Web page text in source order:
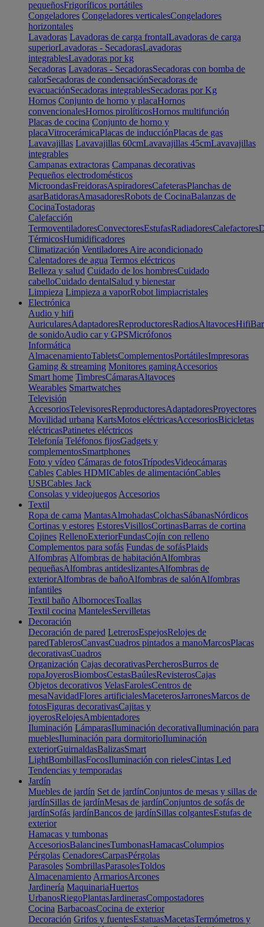
pequeñosFrigoríficos portátiles
Congeladores Congeladores verticalesCongeladores
horizontales
Lavadoras Lavadoras de carga frontalLavadoras de carga
superiorLavadoras - SecadorasLavadoras
integrablesLavadoras por kg
Secadoras Lavadoras - SecadorasSecadoras con bomba de
calorSecadoras de condensaciónSecadoras de
evacuaciónSecadoras integrablesSecadoras por Kg
Hornos Conjunto de horno y placaHornos
convencionalesHornos pirolíticosHornos multifunción
Placas de cocina Conjunto de horno y
placaVitrocerámicaPlacas de inducciónPlacas de gas
Lavavajillas Lavavajillas 60cmLavavajillas 45cmLavavajillas
integrables
Campanas extractoras Campanas decorativas
Pequeños electrodomésticos
MicroondasFreidorasAspiradoresCafeterasPlanchas de
asarBatidorasAmasadoresRobots de CocinaBalanzas de
CocinaTostadoras
Calefacción
TermoventiladoresConvectoresEstufasRadiadoresCalefactores
TérmicosHumidificadores
Climatización Ventiladores Aire acondicionado
Calentadores de agua Termos eléctricos
Belleza y salud Cuidado de los hombresCuidado
cabelloCuidado dentalSalud y bienestar
Limpieza Limpieza a vaporRobot limpiacristales
Electrónica
Audio y hifi
AuricularesAdaptadoresReproductoresRadiosAltavocesHifi
de sonidoAudio car y GPSMicrófonos
Informática
AlmacenamientoTabletsComplementosPortátilesImpresoras
Gaming & streaming Monitores gamingAccesorios
Smart home TimbresCámarasAltavoces
Wearables Smartwatches
Televisión
AccesoriosTelevisoresReproductoresAdaptadoresProyectores
Movilidad urbana KartsMotos eléctricasAccesoriosBicicletas
eléctricasPatinetes eléctricos
Telefonía Teléfonos fijosGadgets y
complementosSmartphones
Foto y vídeo Cámaras de fotosTrípodesVideocámaras
Cables Cables HDMICables de alimentaciónCables
USBCables Jack
Consolas y videojuegos Accesorios
Textil
Ropa de cama MantasAlmohadasColchasSábanasNórdicos
Cortinas y estores EstoresVisillosCortinasBarras de cortina
Cojines RellenoExteriorFundasCojín con relleno
Complementos para sofás Fundas de sofásPlaids
Alfombras Alfombras de habitaciónAlfombras
pequeñasAlfombras antideslizantesAlfombras de
exteriorAlfombras de bañoAlfombras de salónAlfombras
infantiles
Textil baño AlbornocesToallas
Textil cocina MantelesServilletas
Decoración
Decoración de pared LetrerosEspejosRelojes de
paredTablerosCanvasCuadros pintados a manoMarcosPlacas
decorativasCuadros
Organización Cajas decorativasPercherosBurros de
ropaJoyerosBiombosCestasBaúlesRevisterosCajas
Objetos decorativos VelasFarolesCentros de
mesaNavidadFlores artificialesMaceterosJarronesMarcos de
fotosFiguras decorativasCajitas y
joyerosRelojesAmbientadores
Iluminación LámparasIluminación decorativaIluminación para
mueblesIluminación para dormitorioIluminación
exteriorGuirnaldasBalizasSmart
LightBombillasFocosIluminación con rielesCintas Led
Tendencias y temporadas
Jardín
Muebles de jardín Set de jardínConjuntos de mesas y sillas de
jardínSillas de jardínMesas de jardínConjuntos de sofás de
jardínSofás jardínBancos de jardínSillas colgantesEstufas de
exterior
Hamacas y tumbonas
AccesoriosBalancinesTumbonasHamacasColumpios
Pérgolas CenadoresCarpasPérgolas
Parasoles SombrillasParasolesToldos
Almacenamiento ArmariosArcones
Jardinería MaquinariaHuertos
UrbanosRiegoPlantasJardinerasCompostadores
Cocina BarbacoasCocina de exterior
Decoración Grifos y fuentesEstatuasMacetasTermómetros y